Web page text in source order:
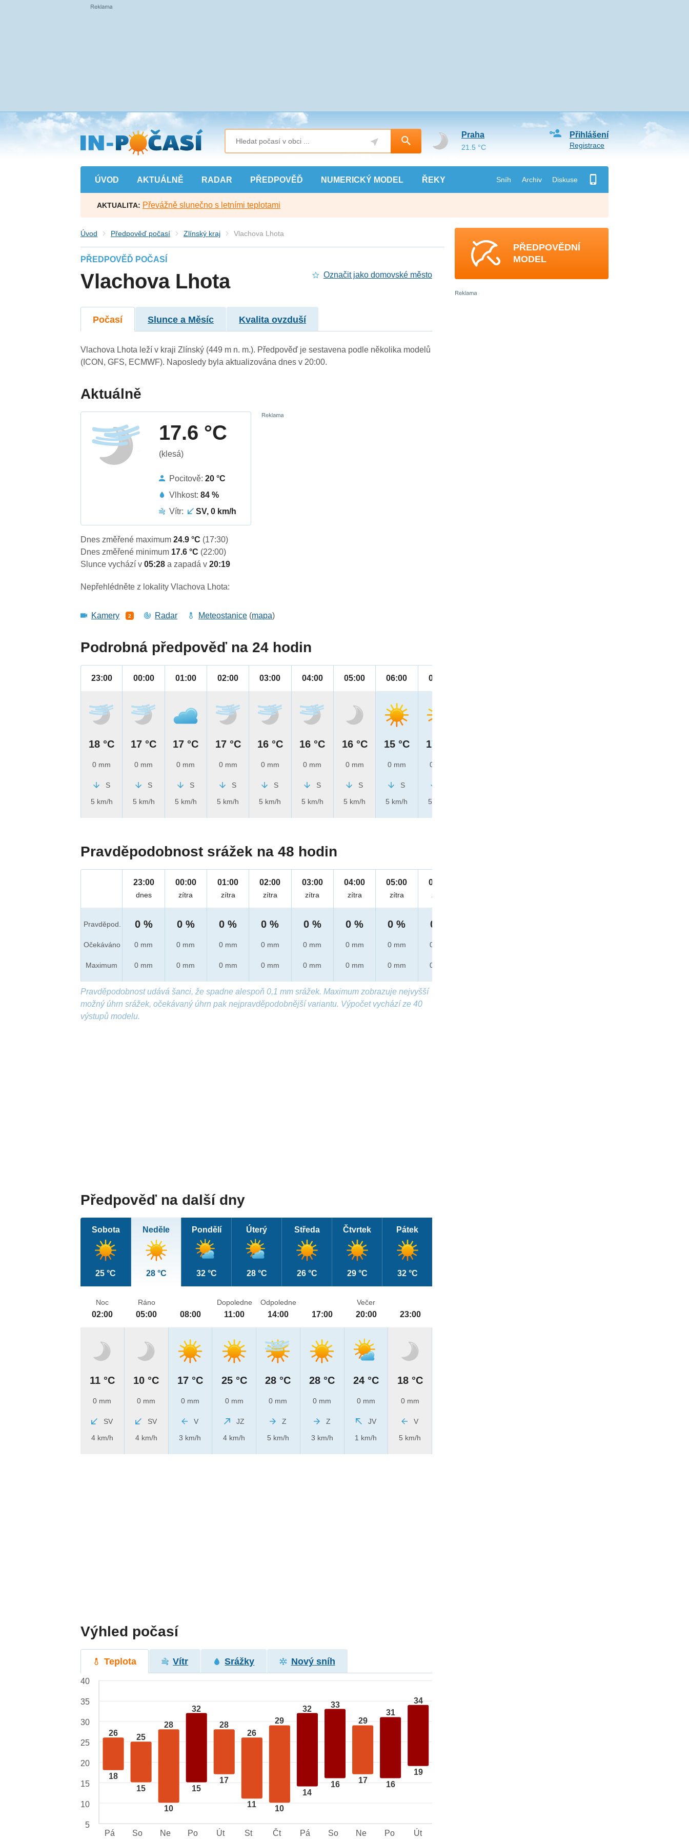
Přejít
na
hlavní
obsah
ÚVOD AKTUÁLNĚ RADAR PŘEDPOVĚĎ NUMERICKÝ MODEL ŘEKY Sníh Archiv Diskuse
Přihlášení
Registrace
Praha
21.5 °C
AKTUALITA: Převážně slunečno s letními teplotami
Úvod Předpověď počasí Zlínský kraj Vlachova Lhota
PŘEDPOVĚĎ POČASÍ
Vlachova Lhota Označit jako domovské město
Počasí Slunce a Měsíc Kvalita ovzduší
Vlachova Lhota leží v kraji Zlínský (449 m n. m.). Předpověď je sestavena podle několika modelů
(ICON, GFS, ECMWF). Naposledy byla aktualizována dnes v 20:00.
Aktuálně
17.6 °C
(klesá)
Pocitově:20 °C
Vlhkost:84 %
Vítr:
SV, 0 km/h
Dnes změřené maximum24.9 °C (17:30)
Dnes změřené minimum 17.6 °C (22:00)
Slunce vychází v05:28a zapadá v20:19
Nepřehlédněte z lokality Vlachova Lhota:
Kamery 2 Radar Meteostanice (mapa)
Podrobná předpověď na 24 hodin
23:00
18 °C
0 mm
S
5 km/h
00:00
17 °C
0 mm
S
5 km/h
01:00
17 °C
0 mm
S
5 km/h
02:00
17 °C
0 mm
S
5 km/h
03:00
16 °C
0 mm
S
5 km/h
04:00
16 °C
0 mm
S
5 km/h
05:00
16 °C
0 mm
S
5 km/h
06:00
15 °C
0 mm
S
5 km/h
07:00
17 °C
0 mm
5 km/h
Pravděpodobnost srážek na 48 hodin
Pravděpod.
Očekáváno
Maximum
23:00
dnes
0 %
0 mm
0 mm
00:00
zítra
0 %
0 mm
0 mm
01:00
zítra
0 %
0 mm
0 mm
02:00
zítra
0 %
0 mm
0 mm
03:00
zítra
0 %
0 mm
0 mm
04:00
zítra
0 %
0 mm
0 mm
05:00
zítra
0 %
0 mm
0 mm
06:00
zítra
0 %
0 mm
0 mm
Pravděpodobnost udává šanci, že spadne alespoň 0,1 mm srážek. Maximum zobrazuje nejvyšší
možný úhrn srážek, očekávaný úhrn pak nejpravděpodobnější variantu. Výpočet vychází ze 40
výstupů modelu.
Předpověď na další dny
Sobota
25 °C
Neděle
28 °C
Pondělí
32 °C
Úterý
28 °C
Středa
26 °C
Čtvrtek
29 °C
Pátek
32 °C
Noc
02:00
11 °C
0 mm
SV
4 km/h
Ráno
05:00
10 °C
0 mm
SV
4 km/h
08:00
17 °C
0 mm
V
3 km/h
Dopoledne
11:00
25 °C
0 mm
JZ
4 km/h
Odpoledne
14:00
28 °C
0 mm
Z
5 km/h
17:00
28 °C
0 mm
Z
3 km/h
Večer
20:00
24 °C
0 mm
JV
1 km/h
23:00
18 °C
0 mm
V
5 km/h
Výhled počasí
Teplota Vítr Srážky Nový sníh
26
18
25
15
28
10
32
15
28
17
26
11
29
10
32
14
33
16
29
17
31
16
34
19
40
35
30
25
20
15
10
5
Pá
So Ne Po Út St Čt Pá So Ne Po Út
PŘEDPOVĚDNÍ
MODEL